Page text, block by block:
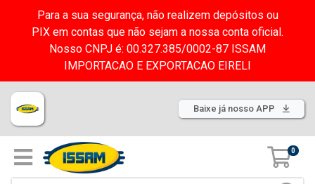
Para a sua segurança, não realizem depósitos ou
PIX em contas que não sejam a nossa conta oficial.
Nosso CNPJ é: 00.327.385/0002-87 ISSAM
IMPORTACAO E EXPORTACAO EIRELI
Baixe já nosso APP
0